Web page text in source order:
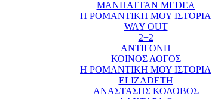
MANHATTAN MEDEA
Η ΡΟΜΑΝΤΙΚΗ ΜΟΥ ΙΣΤΟΡΙΑ
WAY OUT
2+2
ΑΝΤΙΓΟΝΗ
ΚΟΙΝΟΣ ΛΟΓΟΣ
Η ΡΟΜΑΝΤΙΚΗ ΜΟΥ ΙΣΤΟΡΙΑ
ELIZADETH
ΑΝΑΣΤΑΣΗΣ ΚΟΛΟΒΟΣ